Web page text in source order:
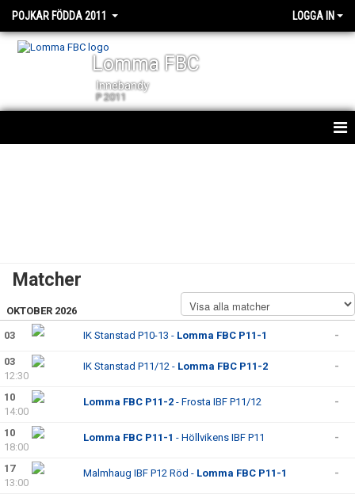
POJKAR FÖDDA 2011 LOGGA IN
Lomma FBC
Innebandy
P 2011
BILDGALLERI
DOKUMENT
KONTAKT
Matcher
OKTOBER 2026
03 IK Stanstad P10-13 - Lomma FBC P11-1 -
03
12:30
IK Stanstad P11/12 - Lomma FBC P11-2 -
10
14:00
Lomma FBC P11-2 - Frosta IBF P11/12 -
10
18:00
Lomma FBC P11-1 - Höllvikens IBF P11 -
17
13:00
Malmhaug IBF P12 Röd - Lomma FBC P11-1 -